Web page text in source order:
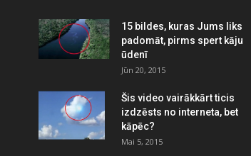
15 bildes, kuras Jums liks
padomāt, pirms spert kāju
ūdenī
Jūn 20, 2015
Šis video vairākkārt ticis
izdzēsts no interneta, bet
kāpēc?
Mai 5, 2015